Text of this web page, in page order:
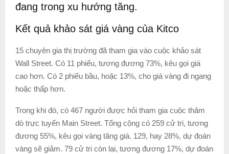
đang trong xu hướng tăng.
Kết quả khảo sát giá vàng của Kitco
15 chuyên gia thị trường đã tham gia vào cuộc khảo sát
Wall Street. Có 11 phiếu, tương đương 73%, kêu gọi giá
cao hơn. Có 2 phiếu bầu, hoặc 13%, cho giá vàng đi ngang
hoặc thấp hơn.
Trong khi đó, có 467 người được hỏi tham gia cuộc thăm
dò trực tuyến Main Street. Tổng cộng có 259 cử tri, tương
đương 55%, kêu gọi vàng tăng giá. 129, hay 28%, dự đoán
vàng sẽ giảm. 79 cử tri còn lại, tương đương 17%, dự đoán